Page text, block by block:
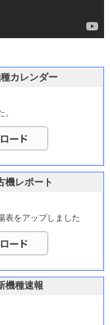
カレンダー
機レポート
表をアップしました
機種速報